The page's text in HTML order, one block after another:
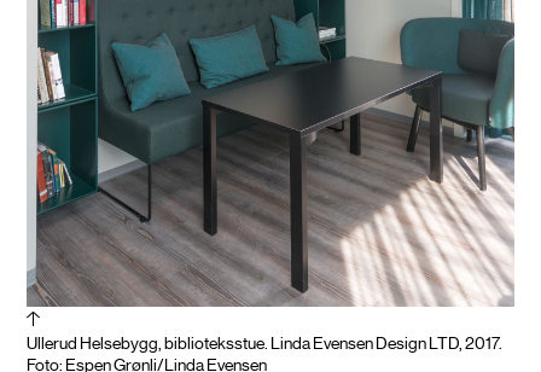
Ullerud Helsebygg, biblioteksstue. Linda Evensen Design LTD, 2017.
Foto: Espen Grønli/Linda Evensen